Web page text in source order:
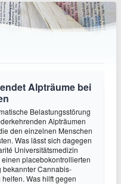
Alpträume bei
Belastungsstörung
Alpträumen
den einzelnen Menschen
Was lässt sich dagegen
Universitätsmedizin
placebokontrollierten
bekannter Cannabis-
Was hilft gegen